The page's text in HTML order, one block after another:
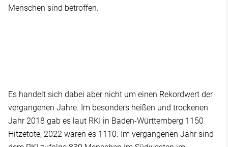
Menschen sind betroffen.
Es handelt sich dabei aber nicht um einen Rekordwert der
vergangenen Jahre. Im besonders heißen und trockenen
Jahr 2018 gab es laut RKI in Baden-Württemberg 1150
Hitzetote, 2022 waren es 1110. Im vergangenen Jahr sind